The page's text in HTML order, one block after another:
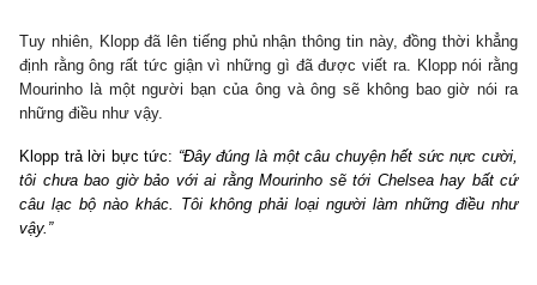
Tuy nhiên, Klopp đã lên tiếng phủ nhận thông tin này, đồng thời khẳng
định rằng ông rất tức giận vì những gì đã được viết ra. Klopp nói rằng
Mourinho là một người bạn của ông và ông sẽ không bao giờ nói ra
những điều như vậy.
Klopp trả lời bực tức: “Đây đúng là một câu chuyện hết sức nực cười,
tôi chưa bao giờ bảo với ai rằng Mourinho sẽ tới Chelsea hay bất cứ
câu lạc bộ nào khác. Tôi không phải loại người làm những điều như
vậy.”